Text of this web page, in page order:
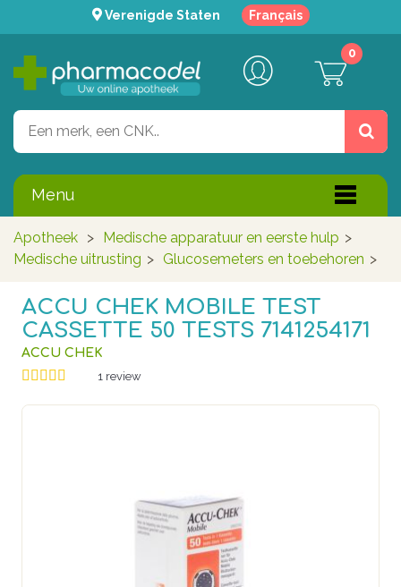
Verenigde Staten Français
0
Menu
Apotheek > Medische apparatuur en eerste hulp >
Medische uitrusting > Glucosemeters en toebehoren >
ACCU CHEK MOBILE TEST
CASSETTE 50 TESTS 7141254171
ACCU CHEK
1 review